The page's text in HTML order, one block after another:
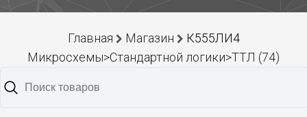
Главная Магазин
К555ЛИ4
Микросхемы>Стандартной логики>ТТЛ (74)